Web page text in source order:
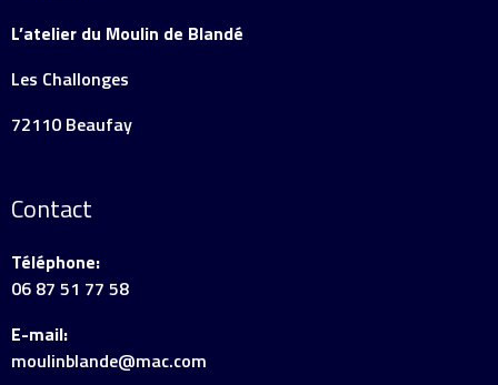
L’atelier du Moulin de Blandé
Les Challonges
72110 Beaufay
Contact
Téléphone:
06 87 51 77 58
E-mail:
moulinblande@mac.com